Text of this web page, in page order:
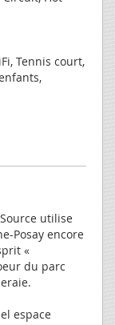
Tennis court,
utilise
Posay encore
«
du parc
espace